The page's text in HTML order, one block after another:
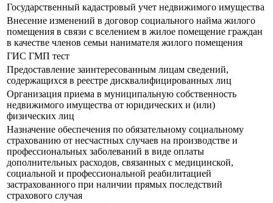
Государственный кадастровый учет недвижимого имущества
Внесение изменений в договор социального найма жилого
помещения в связи с вселением в жилое помещение граждан
в качестве членов семьи нанимателя жилого помещения
ГИС ГМП тест
Предоставление заинтересованным лицам сведений,
содержащихся в реестре дисквалифицированных лиц
Организация приема в муниципальную собственность
недвижимого имущества от юридических и (или)
физических лиц
Назначение обеспечения по обязательному социальному
страхованию от несчастных случаев на производстве и
профессиональных заболеваний в виде оплаты
дополнительных расходов, связанных с медицинской,
социальной и профессиональной реабилитацией
застрахованного при наличии прямых последствий
страхового случая